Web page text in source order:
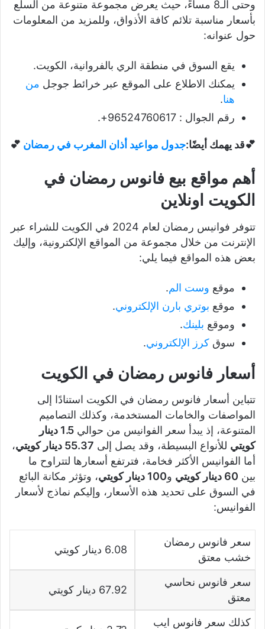
وحتى الـ8 مساءً، حيث يعرض مجموعة متنوعة من السلع
بأسعار مناسبة تلائم كافة الأذواق، وللمزيد من المعلومات
حول عنوانه:
يقع السوق في منطقة الري بالفروانية، الكويت.
يمكنك الاطلاع على الموقع عبر خرائط جوجل من
هنا.
رقم الجوال : 96524760617+.
💕قد يهمك أيضًا:جدول مواعيد أذان المغرب في رمضان 💕
أهم مواقع بيع فانوس رمضان في
الكويت اونلاين
تتوفر فوانيس رمضان لعام 2024 في الكويت للشراء عبر
الإنترنت من خلال مجموعة من المواقع الإلكترونية، وإليك
بعض هذه المواقع فيما يلي:
موقع وست الم.
موقع بوتري بارن الإلكتروني.
وموقع بلينك.
سوق كرز الإلكتروني.
أسعار فانوس رمضان في الكويت
تتباين أسعار فانوس رمضان في الكويت استنادًا إلى
المواصفات والخامات المستخدمة، وكذلك التصاميم
المتنوعة، إذ يبدأ سعر الفوانيس من حوالي 1.5 دينار
كويتي للأنواع البسيطة، وقد يصل إلى 55.37 دينار كويتي،
أما الفوانيس الأكثر فخامة، فترتفع أسعارها لتتراوح ما
بين 60 دينار كويتي و100 دينار كويتي، وتؤثر مكانة البائع
في السوق على تحديد هذه الأسعار، وإليكم نماذج لأسعار
الفوانيس:
سعر فانوس رمضان
خشب معتق
سعر فانوس نحاسي
معتق
كذلك سعر فانوس ايب